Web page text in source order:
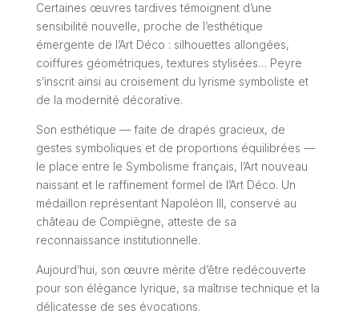
Certaines œuvres tardives témoignent d’une
sensibilité nouvelle, proche de l’esthétique
émergente de l’Art Déco : silhouettes allongées,
coiffures géométriques, textures stylisées… Peyre
s’inscrit ainsi au croisement du lyrisme symboliste et
de la modernité décorative.
Son esthétique — faite de drapés gracieux, de
gestes symboliques et de proportions équilibrées —
le place entre le Symbolisme français, l’Art nouveau
naissant et le raffinement formel de l’Art Déco. Un
médaillon représentant Napoléon III, conservé au
château de Compiègne, atteste de sa
reconnaissance institutionnelle.
Aujourd’hui, son œuvre mérite d’être redécouverte
pour son élégance lyrique, sa maîtrise technique et la
délicatesse de ses évocations.